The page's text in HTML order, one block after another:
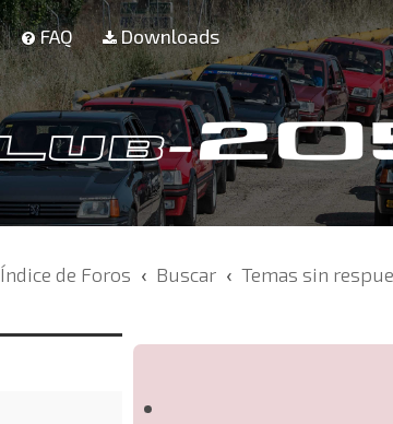
FAQ Downloads
Índice de Foros Buscar Temas sin